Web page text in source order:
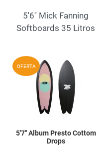
5'6'' Mick Fanning
Softboards 35 Litros
OFERTA
5'7'' Album Presto Cottom
Drops